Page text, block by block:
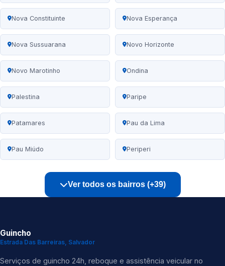
Nova Constituinte Nova Esperança
Nova Sussuarana Novo Horizonte
Novo Marotinho Ondina
Palestina Paripe
Patamares Pau da Lima
Pau Miúdo Periperi
Ver todos os bairros (+39)
Guincho
Estrada Das Barreiras, Salvador
Serviços de guincho 24h, reboque e assistência veicular no